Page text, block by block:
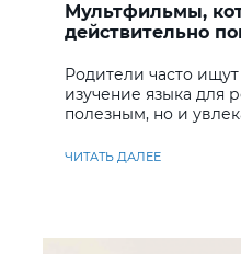
Мультфильмы,
действительно
Родители часто
изучение языка для
полезным, но и
ЧИТАТЬ ДАЛЕЕ